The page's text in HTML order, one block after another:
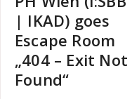
| IKAD) goes
Escape Room
„404 – Exit Not
Found“